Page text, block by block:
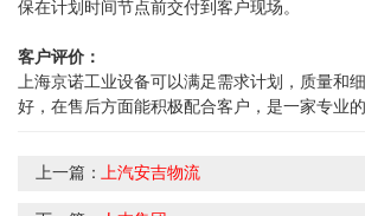
保在计划时间节点前交付到客户现场。
客户评价：
上海京诺工业设备可以满足需求计划，质量和
好，在售后方面能积极配合客户，是一家专业
上一篇：上汽安吉物流